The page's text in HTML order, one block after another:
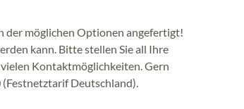
der möglichen Optionen angefertigt!
kann. Bitte stellen Sie all Ihre
Kontaktmöglichkeiten. Gern
Deutschland).